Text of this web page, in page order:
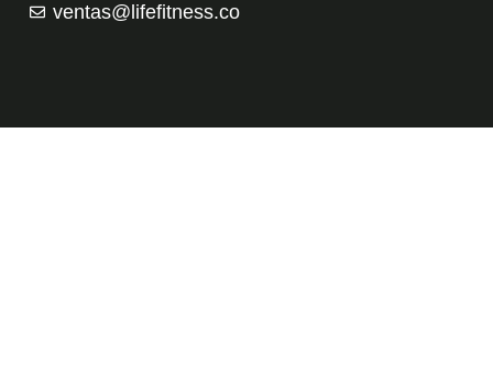
ventas@lifefitness.co